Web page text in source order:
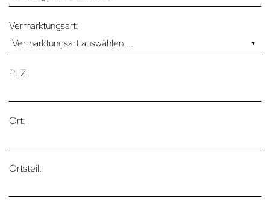
Vermarktungsart:
PLZ:
Ort:
Ortsteil: